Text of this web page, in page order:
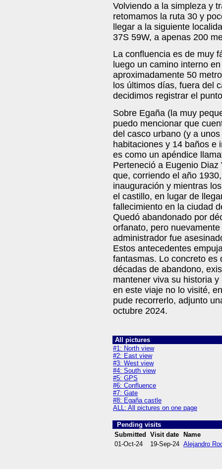
Volviendo a la simpleza y
retomamos la ruta 30 y
llegar a la siguiente
37S 59W, a apenas 200
La confluencia es de muy
luego un camino interno
aproximadamente 50
los últimos días, fuera del
decidimos registrar el
Sobre Egaña (la muy
puedo mencionar que
del casco urbano (y a
habitaciones y 14 baños e
es como un apéndice
Perteneció a Eugenio
que, corriendo el año
inauguración y mientras
el castillo, en lugar de
fallecimiento en la ciudad
Quedó abandonado por
orfanato, pero
administrador fue
Estos antecedentes
fantasmas. Lo concreto es
décadas de abandono,
mantener viva su historia
en este viaje no lo visité,
pude recorrerlo, adjunto
octubre 2024.
All pictures
#1: North view
#2: East view
#3: West view
#4: South view
#5: GPS
#6: Confluence
#7: Gate
#8: Egaña castle
ALL: All pictures on one page
Pending visits
Submitted
Visit date
Name
01-Oct-24
19-Sep-24 Alejandro